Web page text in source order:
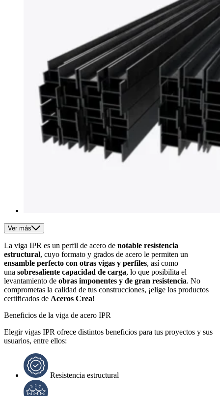
Ver más
La viga IPR es un perfil de acero de notable resistencia
estructural, cuyo formato y grados de acero le permiten un
ensamble perfecto con otras vigas y perfiles, así como
una sobresaliente capacidad de carga, lo que posibilita el
levantamiento de obras imponentes y de gran resistencia. No
comprometas la calidad de tus construcciones, ¡elige los productos
certificados de Aceros Crea!
Beneficios de la viga de acero IPR
Elegir vigas IPR ofrece distintos beneficios para tus proyectos y sus
usuarios, entre ellos:
Resistencia estructural